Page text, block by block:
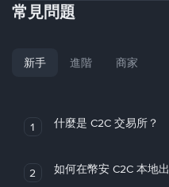
常見問題
新手 進階 商家
1 什麼是 C2C 交易所？
2 如何在幣安 C2C 本地